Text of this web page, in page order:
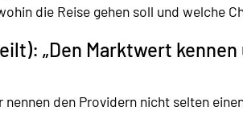
die Reise gehen soll und welche
„Den Marktwert
nennen den Providern nicht selten